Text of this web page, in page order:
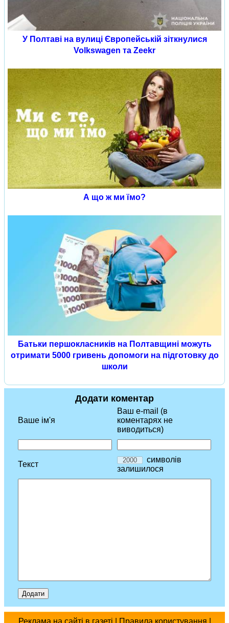
У Полтаві на вулиці Європейській зіткнулися
Volkswagen та Zeekr
А що ж ми їмо?
Батьки першокласників на Полтавщині можуть
отримати 5000 гривень допомоги на підготовку до
школи
Додати коментар
Ваше ім'я
Ваш e-mail (в
коментарях не
виводиться)
Текст
символів
залишилося
Реклама на сайті в газеті Правила користування